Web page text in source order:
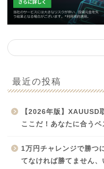
最近の投稿
【2026年版】XAUUSD
ここだ！あなたに合う
1万円チャレンジで勝つ
てなければ勝てません